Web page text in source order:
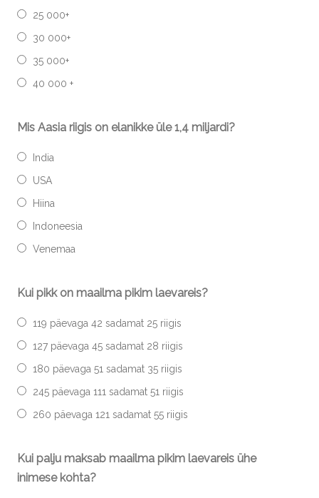
25 000+
30 000+
35 000+
40 000 +
Mis Aasia riigis on elanikke üle 1,4 miljardi?
India
USA
Hiina
Indoneesia
Venemaa
Kui pikk on maailma pikim laevareis?
119 päevaga 42 sadamat 25 riigis
127 päevaga 45 sadamat 28 riigis
180 päevaga 51 sadamat 35 riigis
245 päevaga 111 sadamat 51 riigis
260 päevaga 121 sadamat 55 riigis
Kui palju maksab maailma pikim laevareis ühe
inimese kohta?